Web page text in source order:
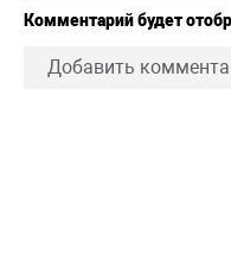
Комментарий будет
Добавить